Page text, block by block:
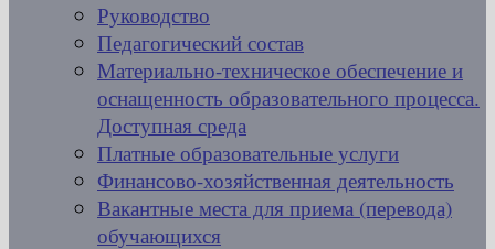
Руководство
Педагогический состав
Материально-техническое обеспечение и
оснащенность образовательного процесса.
Доступная среда
Платные образовательные услуги
Финансово-хозяйственная деятельность
Вакантные места для приема (перевода)
обучающихся